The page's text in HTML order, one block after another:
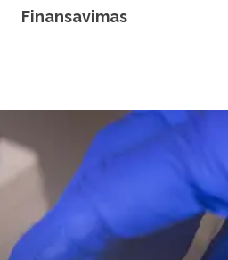
Finansavimas